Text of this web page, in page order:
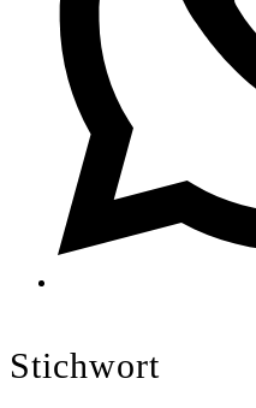
Stichwort